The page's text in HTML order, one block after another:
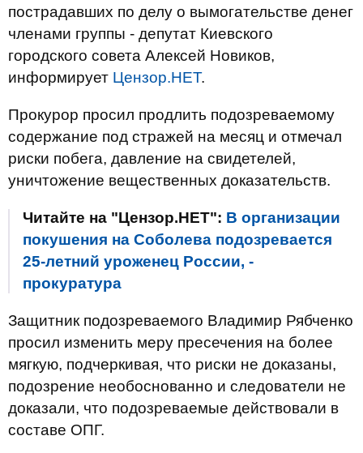
пострадавших по делу о вымогательстве денег
членами группы - депутат Киевского
городского совета Алексей Новиков,
информирует Цензор.НЕТ.
Прокурор просил продлить подозреваемому
содержание под стражей на месяц и отмечал
риски побега, давление на свидетелей,
уничтожение вещественных доказательств.
Читайте на "Цензор.НЕТ": В организации
покушения на Соболева подозревается
25-летний уроженец России, -
прокуратура
Защитник подозреваемого Владимир Рябченко
просил изменить меру пресечения на более
мягкую, подчеркивая, что риски не доказаны,
подозрение необоснованно и следователи не
доказали, что подозреваемые действовали в
составе ОПГ.